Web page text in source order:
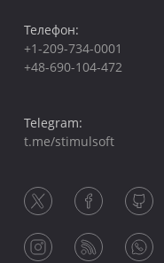
Телефон:
+1-209-734-0001
+48-690-104-472
Telegram:
t.me/stimulsoft